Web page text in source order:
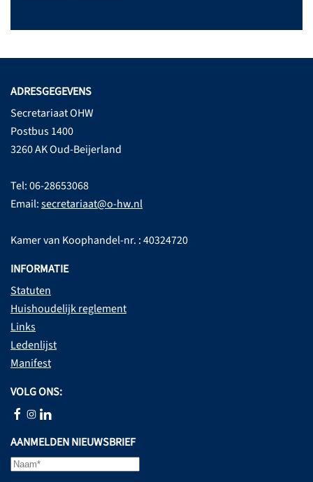
ADRESGEGEVENS
Secretariaat OHW
Postbus 1400
3260 AK Oud-Beijerland
Tel: 06-28653068
Email:secretariaat@o-hw.nl
Kamer van Koophandel-nr. : 40324720
INFORMATIE
Statuten
Huishoudelijk reglement
Links
Ledenlijst
Manifest
VOLG ONS:
AANMELDEN NIEUWSBRIEF